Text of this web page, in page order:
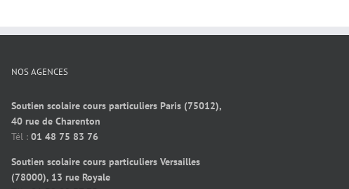
NOS AGENCES
Soutien scolaire cours particuliers Paris (75012),
40 rue de Charenton
Tél :01 48 75 83 76
Soutien scolaire cours particuliers Versailles
(78000), 13 rue Royale